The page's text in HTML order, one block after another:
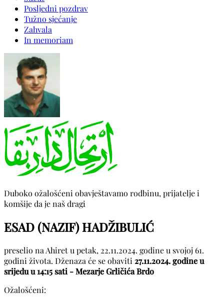
Posljedni pozdrav
Tužno sjećanje
Zahvala
In memoriam
Duboko ožalošćeni obavještavamo rodbinu, prijatelje i
komšije da je naš dragi
ESAD (NAZIF) HADŽIBULIĆ
preselio na Ahiret u petak, 22.11.2024. godine u svojoj 61.
godini života. Dženaza će se obaviti 27.11.2024. godine u
srijedu u 14:15 sati - Mezarje Grličića Brdo
Ožalošćeni: